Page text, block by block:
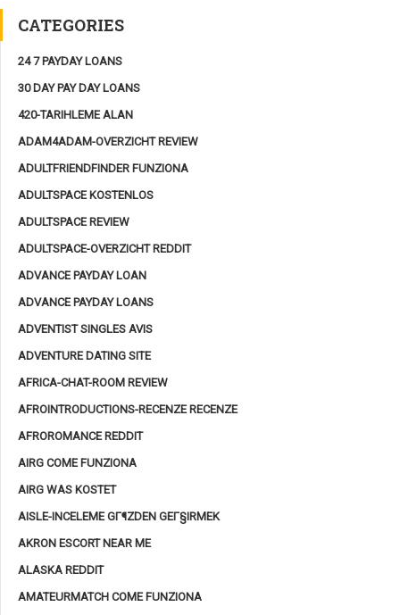
CATEGORIES
24 7 PAYDAY LOANS
30 DAY PAY DAY LOANS
420-TARIHLEME ALAN
ADAM4ADAM-OVERZICHT REVIEW
ADULTFRIENDFINDER FUNZIONA
ADULTSPACE KOSTENLOS
ADULTSPACE REVIEW
ADULTSPACE-OVERZICHT REDDIT
ADVANCE PAYDAY LOAN
ADVANCE PAYDAY LOANS
ADVENTIST SINGLES AVIS
ADVENTURE DATING SITE
AFRICA-CHAT-ROOM REVIEW
AFROINTRODUCTIONS-RECENZE RECENZE
AFROROMANCE REDDIT
AIRG COME FUNZIONA
AIRG WAS KOSTET
AISLE-INCELEME GГ¶ZDEN GEГ§IRMEK
AKRON ESCORT NEAR ME
ALASKA REDDIT
AMATEURMATCH COME FUNZIONA